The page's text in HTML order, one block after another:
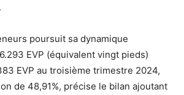
poursuit sa dynamique
EVP (équivalent vingt pieds)
EVP au troisième trimestre 2024,
de 48,91%, précise le bilan ajoutant